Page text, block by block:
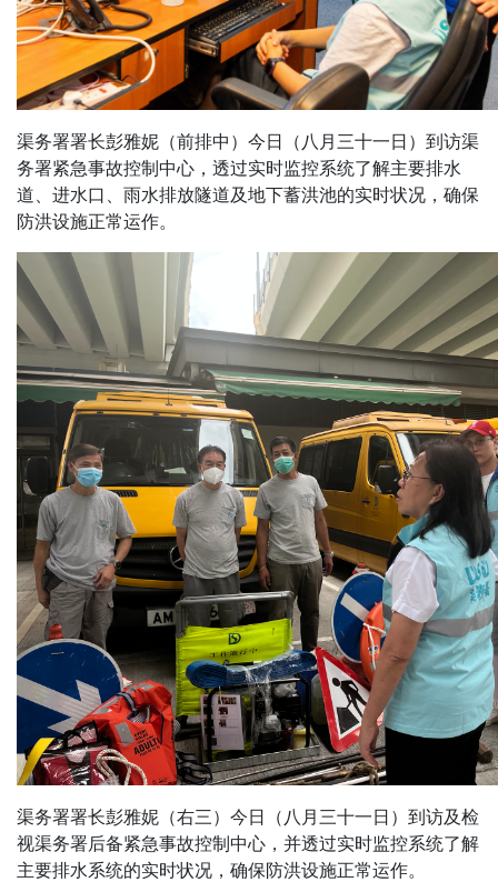
渠务署署长彭雅妮（前排中）今日（八月三十一日）到访渠
务署紧急事故控制中心，透过实时监控系统了解主要排水
道、进水口、雨水排放隧道及地下蓄洪池的实时状况，确保
防洪设施正常运作。
渠务署署长彭雅妮（右三）今日（八月三十一日）到访及检
视渠务署后备紧急事故控制中心，并透过实时监控系统了解
主要排水系统的实时状况，确保防洪设施正常运作。